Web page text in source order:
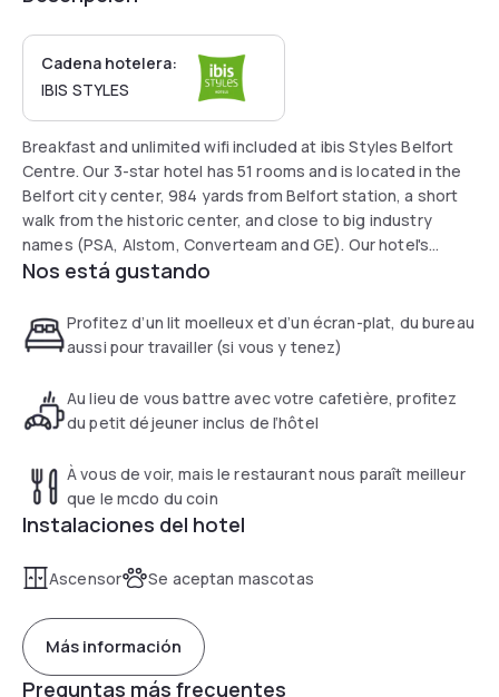
Cadena hotelera:
IBIS STYLES
Breakfast and unlimited wifi included at ibis Styles Belfort
Centre. Our 3-star hotel has 51 rooms and is located in the
Belfort city center, 984 yards from Belfort station, a short
walk from the historic center, and close to big industry
names (PSA, Alstom, Converteam and GE). Our hotel's
accessibility and private car park allow our guests to enjoy
Nos está gustando
Profitez d’un lit moelleux et d’un écran-plat, du bureau
aussi pour travailler (si vous y tenez)
Au lieu de vous battre avec votre cafetière, profitez
du petit déjeuner inclus de l’hôtel
À vous de voir, mais le restaurant nous paraît meilleur
que le mcdo du coin
Instalaciones del hotel
Ascensor Se aceptan mascotas
Más información
Preguntas más frecuentes